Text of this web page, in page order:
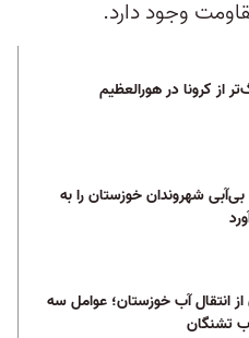
وجود دارد.
از کرونا در هورالعظیم
شهروندان خوزستان را به
از انتقال آب خوزستان؛ عوامل سه
تشنگان